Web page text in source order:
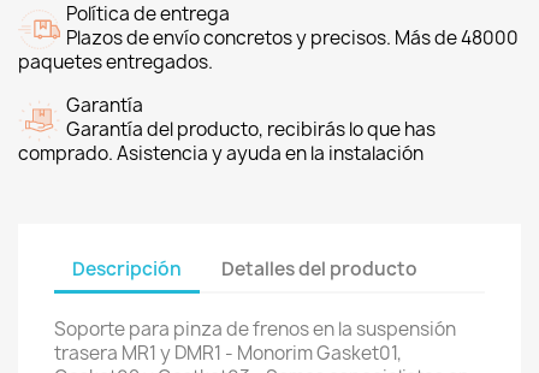
Política de entrega
Plazos de envío concretos y precisos. Más de 48000
paquetes entregados.
Garantía
Garantía del producto, recibirás lo que has
comprado. Asistencia y ayuda en la instalación
Descripción Detalles del producto
Soporte para pinza de frenos en la suspensión
trasera MR1 y DMR1 - Monorim Gasket01,